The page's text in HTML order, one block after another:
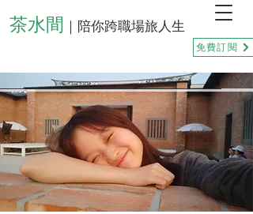
茶水間 ｜陪你跨職場旅人生
免費訂閱